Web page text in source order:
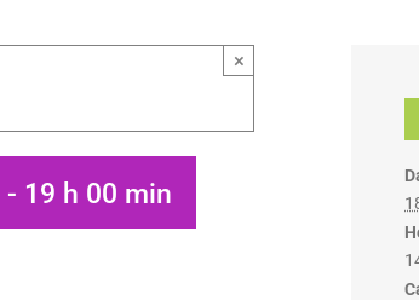
×
- 19 h 00 min